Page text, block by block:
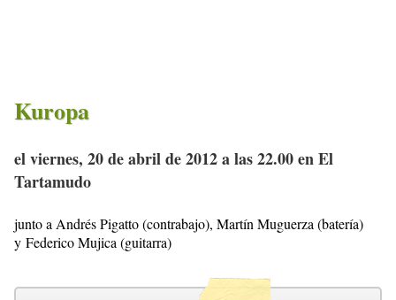
Kuropa
el viernes, 20 de abril de 2012 a las 22.00 en El
Tartamudo
junto a Andrés Pigatto (contrabajo), Martín Muguerza (batería)
y Federico Mujica (guitarra)